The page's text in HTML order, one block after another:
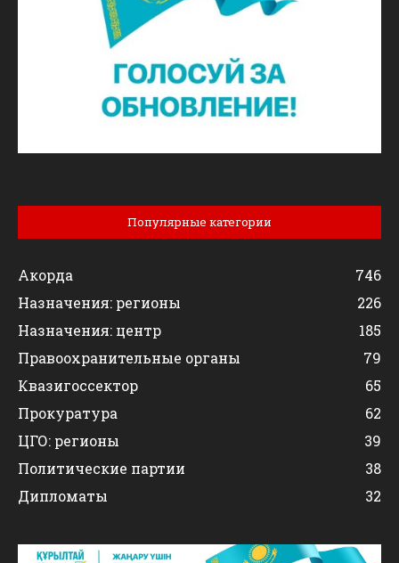
Популярные категории
Акорда
746
Назначения: регионы
226
Назначения: центр
185
Правоохранительные органы
79
Квазигоссектор
65
Прокуратура
62
ЦГО: регионы
39
Политические партии
38
Дипломаты
32